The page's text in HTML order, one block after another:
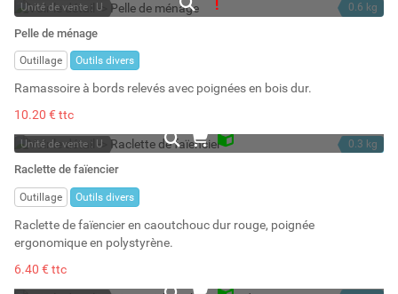
Unité de vente : U
En rupture
0.6 kg
Pelle de ménage
Outillage Outils divers
Ramassoire à bords relevés avec poignées en bois dur.
10.20 € ttc
Unité de vente : U
En stock
Stock : 4
0.3 kg
Raclette de faïencier
Outillage Outils divers
Raclette de faïencier en caoutchouc dur rouge, poignée
ergonomique en polystyrène.
6.40 € ttc